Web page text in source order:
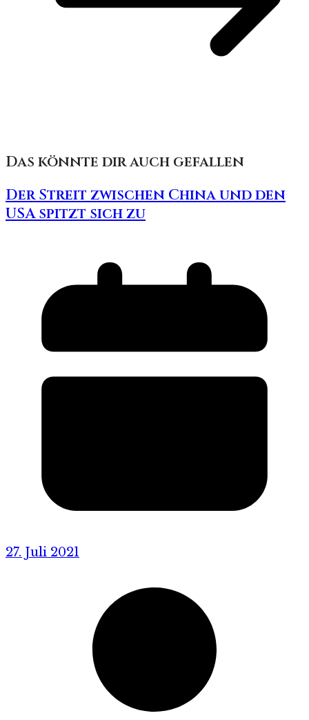
Das könnte dir auch gefallen
Der Streit zwischen China und den
USA spitzt sich zu
27. Juli 2021